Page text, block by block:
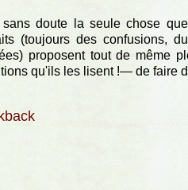
doute la seule chose
(toujours des confusions,
proposent tout de même
qu'ils les lisent !— de faire